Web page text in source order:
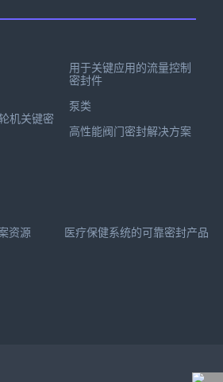
机关键密
用于关键应用的流量控制
密封件
泵类
高性能阀门密封解决方案
资源 医疗保健系统的可靠密封产品